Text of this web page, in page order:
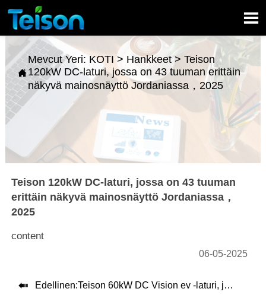


Mevcut Yeri: KOTI > Hankkeet> Teison
120kW DC-laturi, jossa on 43 tuuman erittäin
näkyvä mainosnäyttö Jordaniassa，2025
Teison 120kW DC-laturi, jossa on 43 tuuman
erittäin näkyvä mainosnäyttö Jordaniassa，
2025
content
06-05-2025
 Edellinen:Teison 60kW DC Vision ev -laturi, jossa on 43 tuuman mainosnäyttö, asennettu Brasiliaan, 2025